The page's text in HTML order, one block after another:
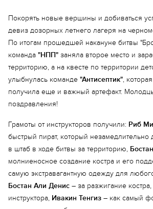
Покорять новые вершины и добиваться
девиз дозорных летнего лагеря на
По итогам прошедшей накануне битвы
команда "НПП" заняла второе место и
территорию, а на квесте по территории
улыбнулась команде "Антисептик",
получила еще и важный артефакт.
поздравления!
Грамоты от инструкторов получили: Риб
быстрый пират, который незамедлительно
в штаб в ходе битвы за территорию,
молниеносное создание костра и его
самую экстравагантную одежду для
Бостан Али Денис – за разжигание
инструктора, Ивакин Тенгиз – как самый